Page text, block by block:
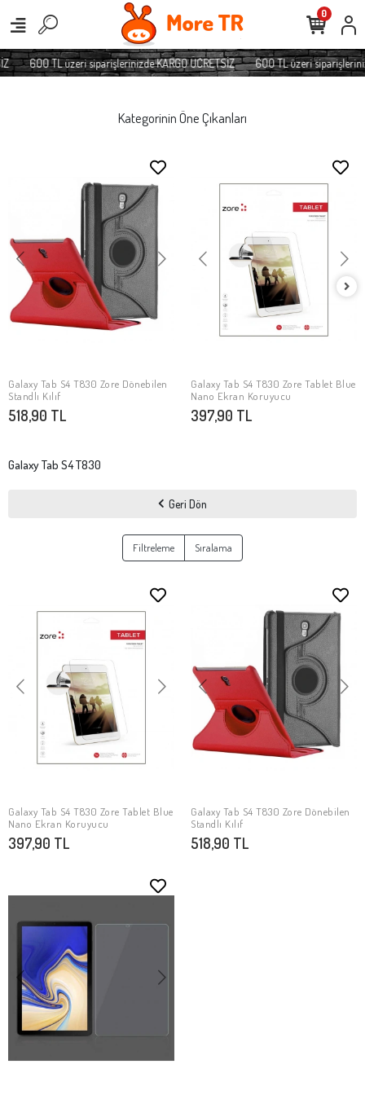
600 TL üzeri siparişlerinizde KARGO ÜCRETSİZ 600 TL üzeri
0
Kategorinin Öne Çıkanları
SEPETE EKLE
Galaxy Tab S4 T830 Zore Dönebilen
Standlı Kılıf
518,90 TL
SEPETE EKLE
Galaxy Tab S4 T830 Zore Tablet Blue
Nano Ekran Koruyucu
397,90 TL
Galaxy Tab S4 T830
Geri Dön
Filtreleme Sıralama
SEPETE EKLE
Galaxy Tab S4 T830 Zore Tablet Blue
Nano Ekran Koruyucu
397,90 TL
SEPETE EKLE
Galaxy Tab S4 T830 Zore Dönebilen
Standlı Kılıf
518,90 TL